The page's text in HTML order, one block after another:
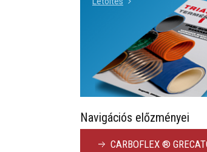
Navigációs előzményei
CARBOFLEX ®